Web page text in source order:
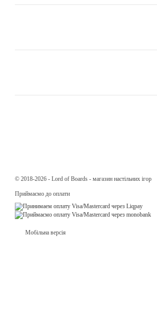
© 2018-2026 - Lord of Boards - магазин настільних ігор
Приймаємо до оплати
Мобільна версія